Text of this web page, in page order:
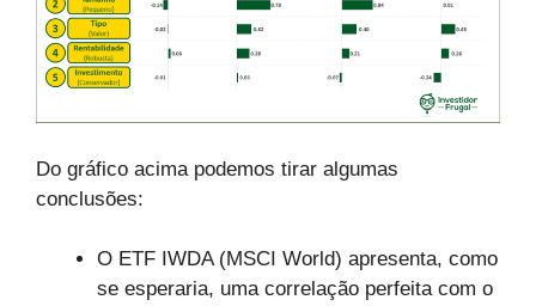
Do gráfico acima podemos tirar algumas
conclusões:
O ETF IWDA (MSCI World) apresenta, como
se esperaria, uma correlação perfeita com o